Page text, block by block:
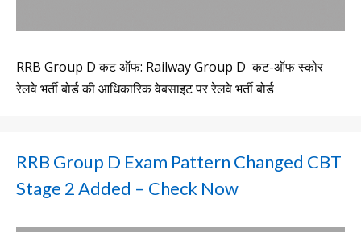
RRB Group D कट ऑफ: Railway Group D कट-ऑफ स्कोर
रेलवे भर्ती बोर्ड की आधिकारिक वेबसाइट पर रेलवे भर्ती बोर्ड
RRB Group D Exam Pattern Changed CBT
Stage 2 Added – Check Now